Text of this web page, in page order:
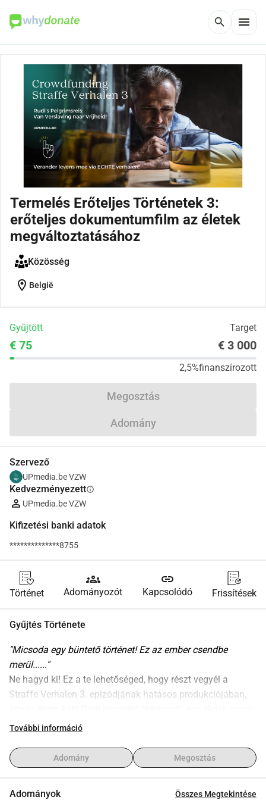
search menu
Termelés Erőteljes Történetek 3:
erőteljes dokumentumfilm az életek
megváltoztatásához
Közösség
location_on België
Gyűjtött Target
€ 75 € 3 000
2,5%finanszírozott
Megosztás
Adomány
Szervező
UPmedia.be VZW
Kedvezményezettinfo
UPmedia.be VZW
Kifizetési banki adatok
**************8755
Történet
groups
Adományozót
link
Kapcsolódó Frissítések
Gyűjtés Története
"Micsoda egy büntető történet! Ez az ember csendbe
merül......"
Ne hagyd ki! Ez a te lehetőséged, hogy részt vegyél a
Straffe Verhalen 3. epizódjának hatásos produkciójában,
a függőség fogságában él, a szabadság életébe való
mindenkinek, aki küzd a függőséggel és a valódi
szabadságot keresi.
További információ
Adomány Megosztás
Adományok Összes Megtekintése